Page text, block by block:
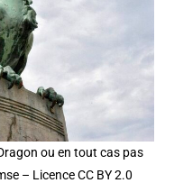
ou en tout cas pas
– Licence CC BY 2.0